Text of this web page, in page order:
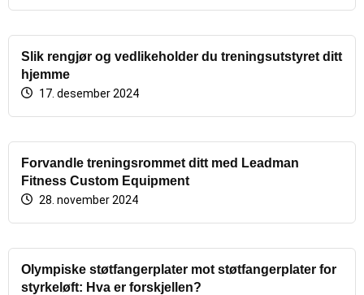
Slik rengjør og vedlikeholder du treningsutstyret ditt
hjemme
17. desember 2024
Forvandle treningsrommet ditt med Leadman
Fitness Custom Equipment
28. november 2024
Olympiske støtfangerplater mot støtfangerplater for
styrkeløft: Hva er forskjellen?